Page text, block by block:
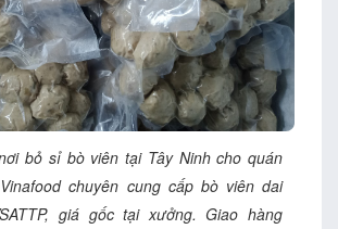
bỏ sỉ bò viên tại Tây Ninh cho quán
chuyên cung cấp bò viên dai
giá gốc tại xưởng. Giao hàng